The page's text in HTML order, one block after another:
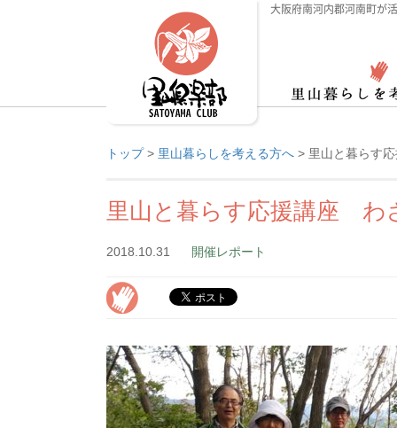
大阪府南河内郡河南町が
トップ> 里山暮らしを考える方へ > 里山と暮らす
里山と暮らす応援講座
2018.10.31 開催レポート